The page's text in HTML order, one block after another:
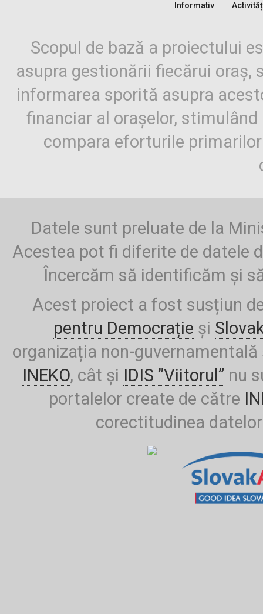
Informativ
Scopul de bază a proiectului
asupra gestionării fiecărui oraș,
informarea sporită asupra
financiar al orașelor,
compara eforturile
Datele sunt preluate de la
Acestea pot fi diferite de datele
Încercăm să identificăm și
Acest proiect a fost susțiun
pentru Democrație și
organizația non-
INEKO, cât și IDIS ”Viitorul” nu
portalelor create de către
corectitudinea